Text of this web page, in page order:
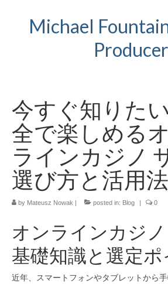
Michael
Producer
今すぐ知りた
全で楽しめる
ラインカジノ
選び方と活用法
by Mateusz Nowak | posted in: Blog | 0
オンラインカジ
基礎知識と選定ポ
近年、スマートフォンやタブレットから